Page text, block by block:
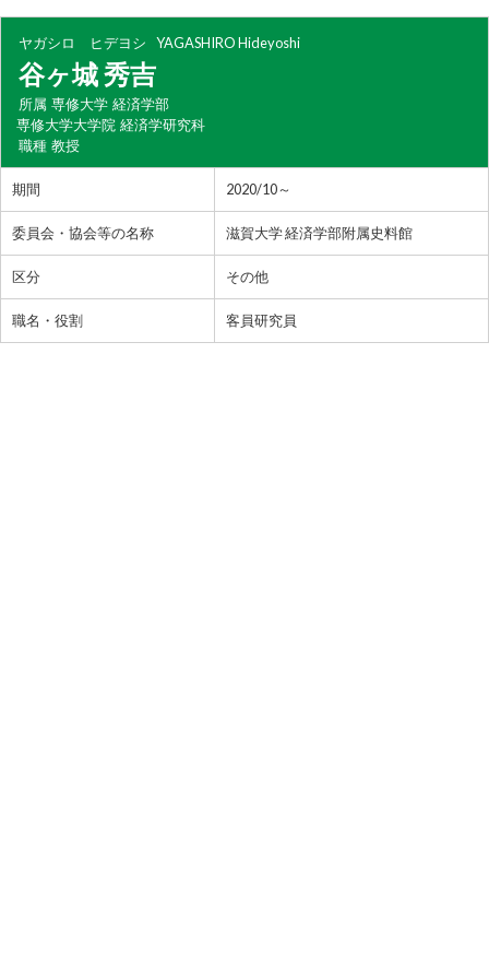
ヤガシロ ヒデヨシ YAGASHIRO Hideyoshi
谷ヶ城 秀吉
所属 専修大学 経済学部
専修大学大学院 経済学研究科
職種 教授
期間 2020/10～
委員会・協会等の名称 滋賀大学 経済学部附属史料館
区分 その他
職名・役割 客員研究員